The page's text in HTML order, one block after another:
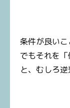
条件が良いこ
でもそれを
と、むしろ逆